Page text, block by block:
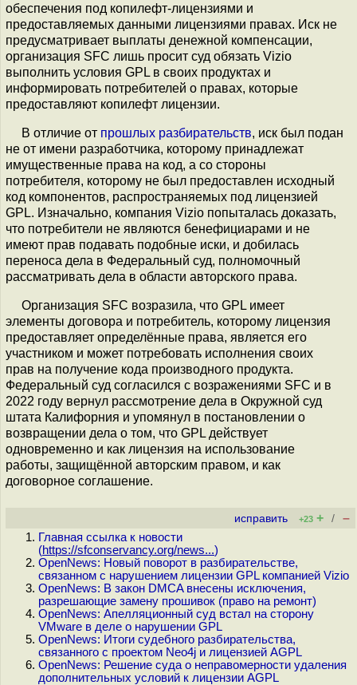
обеспечения под копилефт-лицензиями и
предоставляемых данными лицензиями правах. Иск не
предусматривает выплаты денежной компенсации,
организация SFC лишь просит суд обязать Vizio
выполнить условия GPL в своих продуктах и
информировать потребителей о правах, которые
предоставляют копилефт лицензии.
В отличие от прошлых разбирательств, иск был подан
не от имени разработчика, которому принадлежат
имущественные права на код, а со стороны
потребителя, которому не был предоставлен исходный
код компонентов, распространяемых под лицензией
GPL. Изначально, компания Vizio попыталась доказать,
что потребители не являются бенефициарами и не
имеют прав подавать подобные иски, и добилась
переноса дела в Федеральный суд, полномочный
рассматривать дела в области авторского права.
Организация SFC возразила, что GPL имеет
элементы договора и потребитель, которому лицензия
предоставляет определённые права, является его
участником и может потребовать исполнения своих
прав на получение кода производного продукта.
Федеральный суд согласился с возражениями SFC и в
2022 году вернул рассмотрение дела в Окружной суд
штата Калифорния и упомянул в постановлении о
возвращении дела о том, что GPL действует
одновременно и как лицензия на использование
работы, защищённой авторским правом, и как
договорное соглашение.
исправить +23 + / –
Главная ссылка к новости
(https://sfconservancy.org/news...)
OpenNews: Новый поворот в разбирательстве,
связанном с нарушением лицензии GPL компанией Vizio
OpenNews: В закон DMCA внесены исключения,
разрешающие замену прошивок (право на ремонт)
OpenNews: Апелляционный суд встал на сторону
VMware в деле о нарушении GPL
OpenNews: Итоги судебного разбирательства,
связанного с проектом Neo4j и лицензией AGPL
OpenNews: Решение суда о неправомерности удаления
дополнительных условий к лицензии AGPL